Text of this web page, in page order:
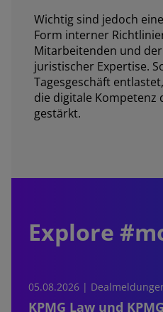
Wichtig sind jedoch
Form interner
Mitarbeitenden und
juristischer Expertise.
Tagesgeschäft
die digitale Kompetenz
gestärkt.
Explore
05.08.2026 |
KPMG Law und